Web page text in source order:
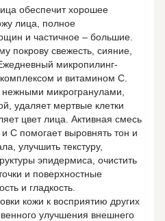
обеспечит хорошее
лица, полное
и частичное – большие.
покрову свежесть, сияние,
микропилинг-
и витамином С.
микрогранулами,
удаляет мертвые клетки
цвет лица. Активная смесь
С помогает выровнять тон и
улучшить текстуру,
эпидермиса, очистить
и поверхностные
и гладкость.
кожи к восприятию других
улучшения внешнего